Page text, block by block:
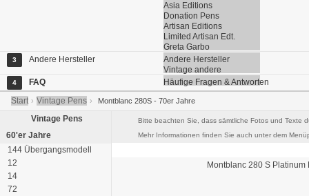
Asia Editions
Donation Pens
Artisan Editions
Limited Artisan Edt.
Greta Garbo
3 Andere Hersteller
Andere Hersteller
Vintage andere
4 FAQ
Häufige Fragen & Antworten
Start › Vintage Pens › Montblanc 280S - 70er Jahre
Vintage Pens
60'er Jahre
144 Übergangsmodell
12
14
72
Bitte beachten Sie, dass sämtliche Fotos und Texte
Mehr Informationen finden Sie auch unter dem
Montblanc 280 S Platinum